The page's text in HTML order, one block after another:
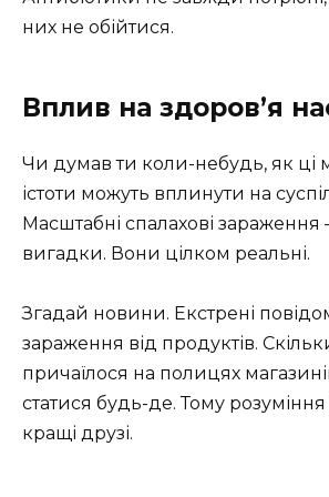
них не обійтися.
Вплив на здоров’я
Чи думав ти коли-небудь, як ці
істоти можуть вплинути на
Масштабні спалахові
вигадки. Вони цілком реальні.
Згадай новини. Екстрені
зараження від продуктів.
причаїлося на полицях
статися будь-де. Тому розуміння
кращі друзі.